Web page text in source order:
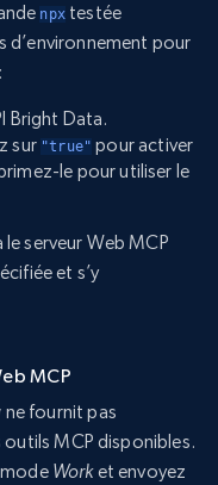
npxtestée
d’environnement pour
Bright Data.
sur "true" pour activer
le pour utiliser le
serveur Web MCP
et s’y
MCP
fournit pas
MCP disponibles.
Worket envoyez